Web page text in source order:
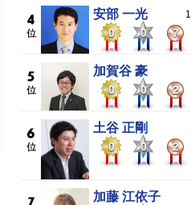
安部 一光
0 0 7
加賀谷 豪
0 0 2
土谷 正剛
0 0 2
加藤 江依子